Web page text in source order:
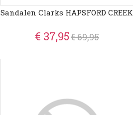
Sandalen Clarks HAPSFORD CREEK
€ 37,95€ 69,95